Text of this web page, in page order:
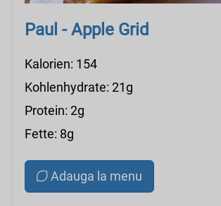
Paul - Apple Grid
Kalorien: 154
Kohlenhydrate: 21g
Protein: 2g
Fette: 8g
Adauga la menu